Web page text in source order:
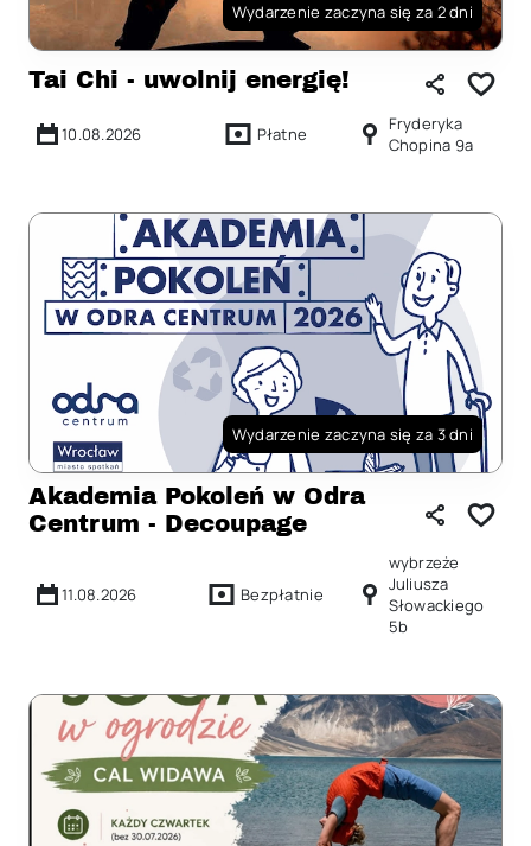
Wydarzenie zaczyna się za 2 dni
Tai Chi - uwolnij energię!
10.08.2026 Płatne
Fryderyka
Chopina 9a
Wydarzenie zaczyna się za 3 dni
Akademia Pokoleń w Odra
Centrum - Decoupage
11.08.2026 Bezpłatnie
wybrzeże
Juliusza
Słowackiego
5b